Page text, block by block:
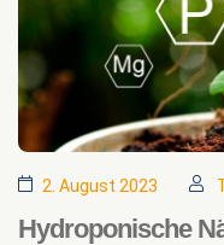
2. August 2023
Hydroponische